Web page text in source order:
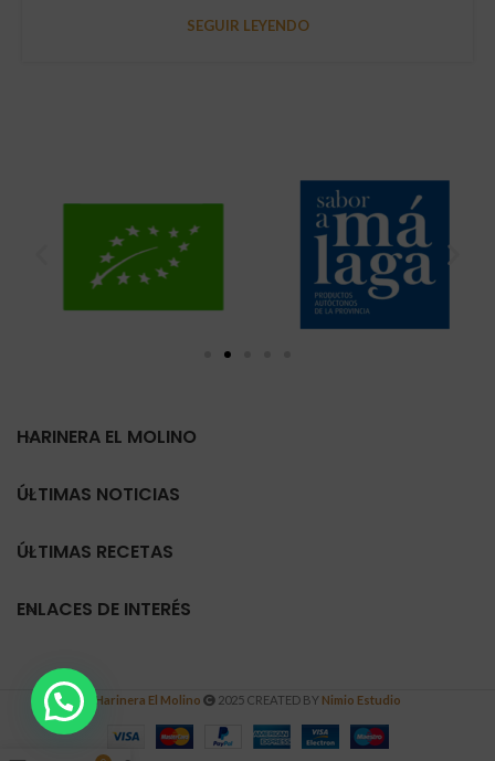
SEGUIR LEYENDO
HARINERA EL MOLINO
ÚLTIMAS NOTICIAS
ÚLTIMAS RECETAS
ENLACES DE INTERÉS
Harinera El Molino 2025 CREATED BY Nimio Estudio